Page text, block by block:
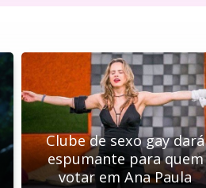
Clube de sexo gay dará
espumante para quem
votar em Ana Paula